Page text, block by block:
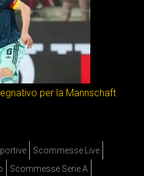
per la Mannschaft
Scommesse Live
Scommesse Serie A